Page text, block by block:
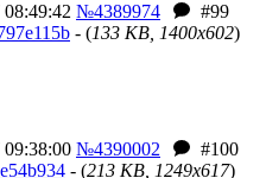
№4389974
#99
- (133 KB, 1400x602)
09:38:00 №4390002
#100
- (213 KB, 1249x617)